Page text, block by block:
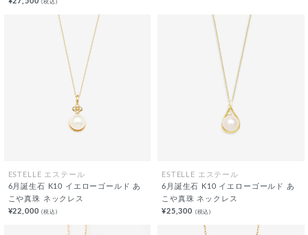
(税込)
ESTELLE エステール
6月誕生石 K10 イエローゴールド あ
こや真珠 ネックレス
¥22,000(税込)
ESTELLE エステール
6月誕生石 K10 イエローゴールド あ
こや真珠 ネックレス
¥25,300 (税込)